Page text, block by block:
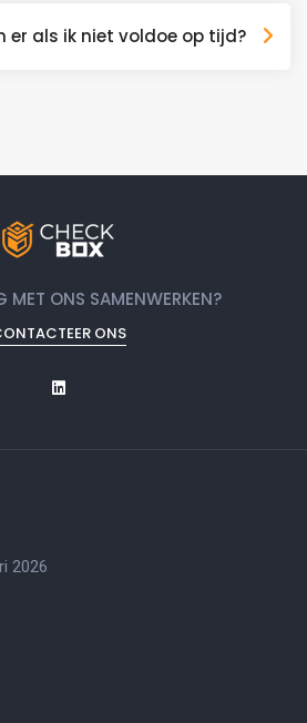
er als ik niet voldoe op tijd?
MET ONS SAMENWERKEN?
ONS
2026